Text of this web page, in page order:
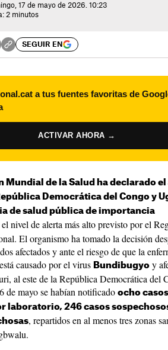
17 de mayo de 2026. 10:23
2 minutos
SEGUIR EN
a tus fuentes favoritas de
ACTIVAR AHORA →
Mundial de la Salud ha declarado el
Democrática del Congo y
de salud pública de importancia
el nivel de alerta más alto previsto por el
El organismo ha tomado la decisión
afectados y ante el riesgo de que la
causado por el virus Bundibugyo y
al este de la República Democrática del
de mayo se habían notificado ocho casos
laboratorio, 246 casos
, repartidos en al menos tres zonas